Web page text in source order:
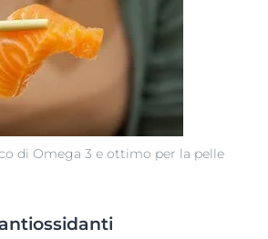
di Omega 3 e ottimo per la pelle